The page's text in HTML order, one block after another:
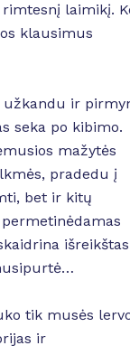
laimikį.
klausimus
užkandu ir
seka po kibimo.
mažytės
pradedu į
bet ir kitų
išreikštas
tik musės
ir